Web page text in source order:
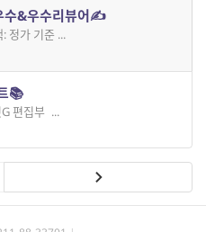
수&우수리뷰어✍️
정가 기준 ...
📚
편집부 ...